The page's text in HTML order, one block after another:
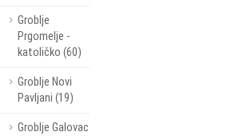
Groblje
Prgomelje -
katoličko (60)
Groblje Novi
Pavljani (19)
Groblje Galovac